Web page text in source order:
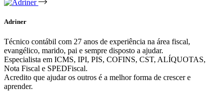
Adriner
Técnico contábil com 27 anos de experiência na área fiscal,
evangélico, marido, pai e sempre disposto a ajudar.
Especialista em ICMS, IPI, PIS, COFINS, CST, ALÍQUOTAS,
Nota Fiscal e SPEDFiscal.
Acredito que ajudar os outros é a melhor forma de crescer e
aprender.